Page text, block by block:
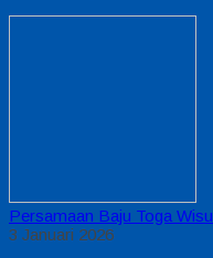
Persamaan Baju Toga
3 Januari 2026